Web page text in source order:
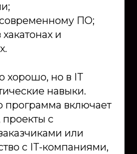
ПО;
и
хорошо, но в IT
навыки.
программа включает
с
или
с IT-компаниями,